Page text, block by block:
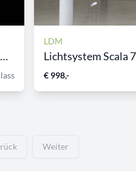
MAWA Wittenbergprofil 2500m...
LDM
Lichtsystem Scala 7
€ 998,-
Weiter